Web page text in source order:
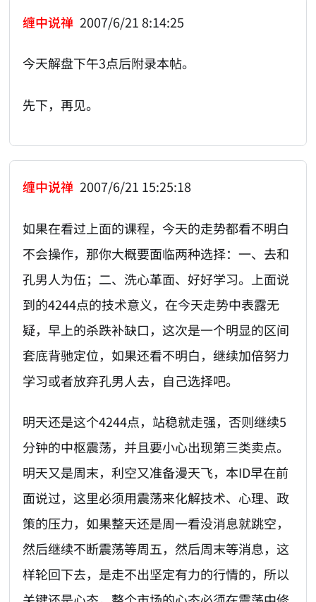
缠中说禅 2007/6/21 8:14:25
今天解盘下午3点后附录本帖。
先下，再见。
缠中说禅 2007/6/21 15:25:18
如果在看过上面的课程，今天的走势都看不明白
不会操作，那你大概要面临两种选择：一、去和
孔男人为伍；二、洗心革面、好好学习。上面说
到的4244点的技术意义，在今天走势中表露无
疑，早上的杀跌补缺口，这次是一个明显的区间
套底背驰定位，如果还看不明白，继续加倍努力
学习或者放弃孔男人去，自己选择吧。
明天还是这个4244点，站稳就走强，否则继续5
分钟的中枢震荡，并且要小心出现第三类卖点。
明天又是周末，利空又准备漫天飞，本ID早在前
面说过，这里必须用震荡来化解技术、心理、政
策的压力，如果整天还是周一看没消息就跳空，
然后继续不断震荡等周五，然后周末等消息，这
样轮回下去，是走不出坚定有力的行情的，所以